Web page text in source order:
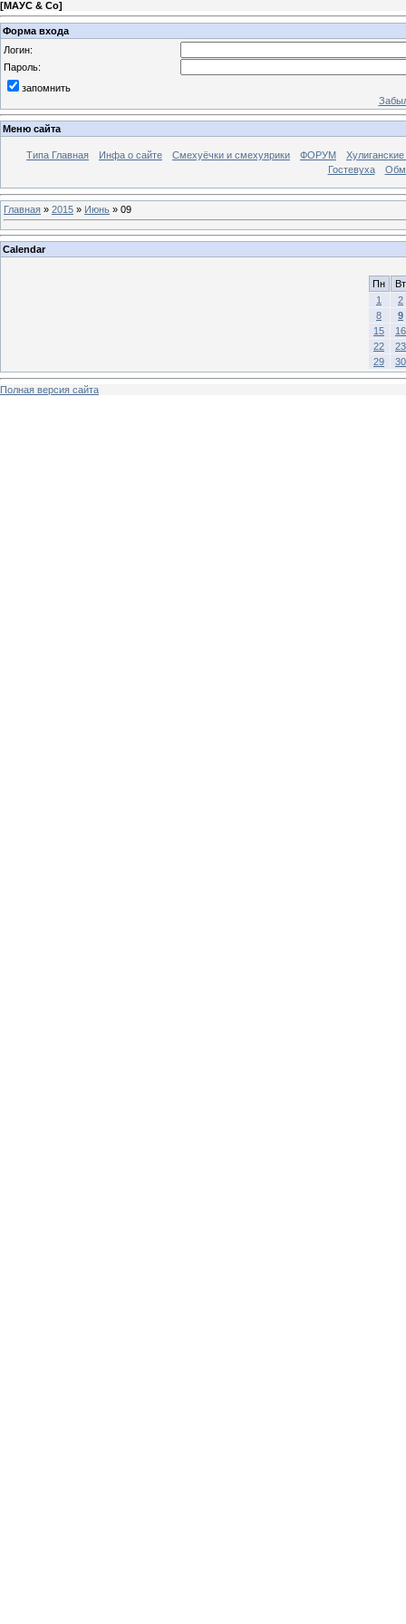
[МАУС & Со]
Форма входа
Логин:
Пароль:
запомнить
Меню сайта
Типа Главная Инфа о сайте Смехуёчки и смехуярики ФОРУМ
Гостевуха
Главная » 2015 » Июнь » 09
Calendar
Пн
Вт
1
2
8
9
15
16
22
23
29
30
Полная версия сайта